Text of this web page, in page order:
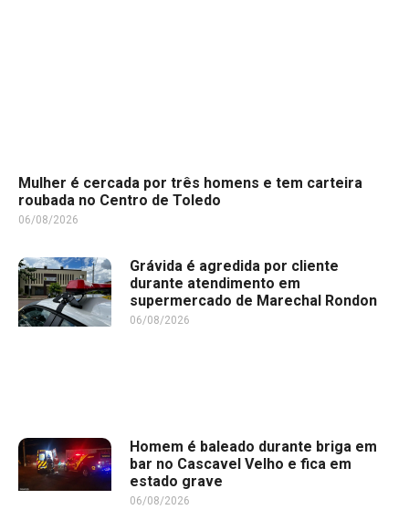
Mulher é cercada por três homens e tem carteira
roubada no Centro de Toledo
06/08/2026
Grávida é agredida por cliente
durante atendimento em
supermercado de Marechal Rondon
06/08/2026
Homem é baleado durante briga em
bar no Cascavel Velho e fica em
estado grave
06/08/2026